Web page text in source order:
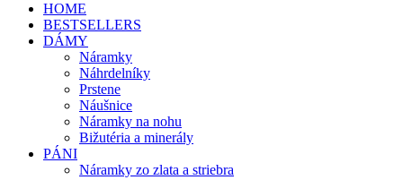
HOME
BESTSELLERS
DÁMY
Náramky
Náhrdelníky
Prstene
Náušnice
Náramky na nohu
Bižutéria a minerály
PÁNI
Náramky zo zlata a striebra